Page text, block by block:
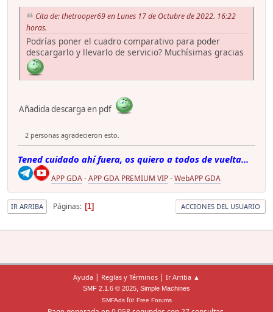
Cita de: thetrooper69 en Lunes 17 de Octubre de 2022. 16:22
horas.
Podrías poner el cuadro comparativo para poder
descargarlo y llevarlo de servicio? Muchísimas gracias
Añadida descarga en pdf
2 personas agradecieron esto.
Tened cuidado ahí fuera, os quiero a todos de vuelta...
APP GDA-APP GDA PREMIUM VIP-WebAPP GDA
IR ARRIBA Páginas 1 ACCIONES DEL USUARIO
Ayuda | Reglas y Términos | Ir Arriba ▲
SMF 2.1.6 © 2025, Simple Machines
SMFAdsfor Free Forums